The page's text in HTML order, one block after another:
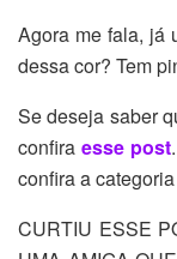
Agora me fala, já
dessa cor? Tem
Se deseja saber
confiraesse post
confira a categoria
CURTIU ESSE